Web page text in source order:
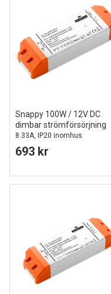
Snappy 100W / 12V DC
dimbar strömförsörjning
8.33A, IP20 inomhus
693 kr